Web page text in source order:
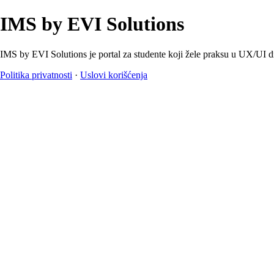
IMS by EVI Solutions
IMS by EVI Solutions je portal za studente koji žele praksu u UX/UI
Politika privatnosti · Uslovi korišćenja